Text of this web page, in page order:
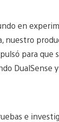
en
nuestro
para que
DualSense
e